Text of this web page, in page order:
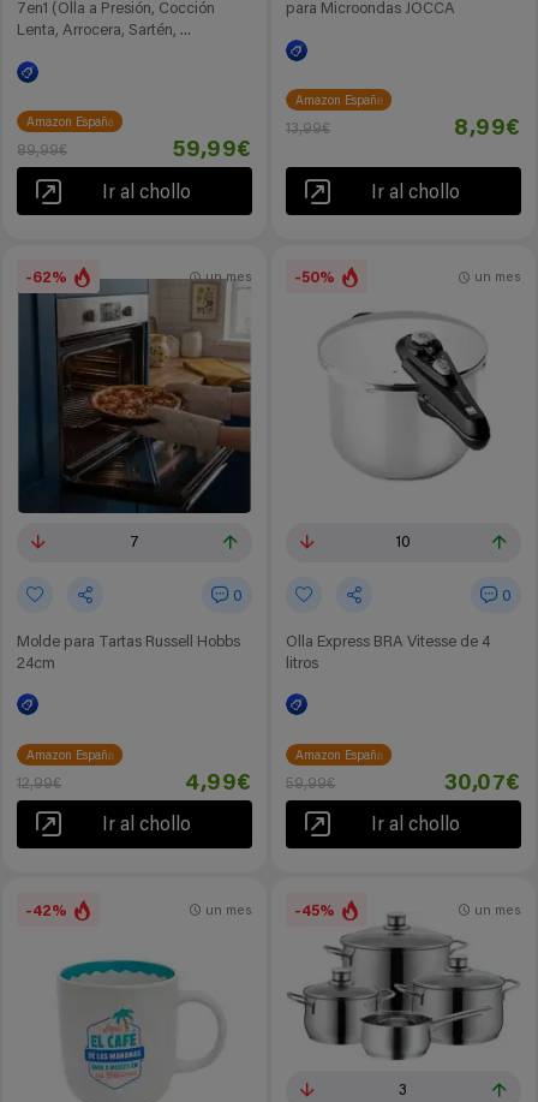
7en1 (Olla a Presión, Cocción
Lenta, Arrocera, Sartén, ...
Amazon España
89,99€ 59,99€
Ir al chollo
para Microondas JOCCA
Amazon España
13,99€ 8,99€
Ir al chollo
-62%
7
0
Molde para Tartas Russell Hobbs
24cm
un mes
Amazon España
12,99€ 4,99€
Ir al chollo
-50%
10
0
Olla Express BRA Vitesse de 4
litros
un mes
Amazon España
59,99€ 30,07€
Ir al chollo
-42% un mes -45%
3
un mes